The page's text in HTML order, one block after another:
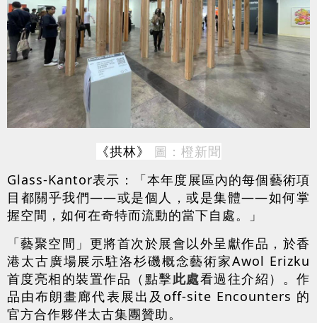
《拱林》 圖：橙新聞
Glass-Kantor表示：「本年度展區內的每個藝術項
目都關乎我們——或是個人，或是集體——如何掌
握空間，如何在奇特而流動的當下自處。」
「藝聚空間」更將首次於展會以外呈獻作品，於香
港太古廣場展示駐洛杉磯概念藝術家Awol Erizku
首度亮相的裝置作品（點擊此處看過往介紹）。作
品由布朗畫廊代表展出及off-site Encounters 的
官方合作夥伴太古集團贊助。